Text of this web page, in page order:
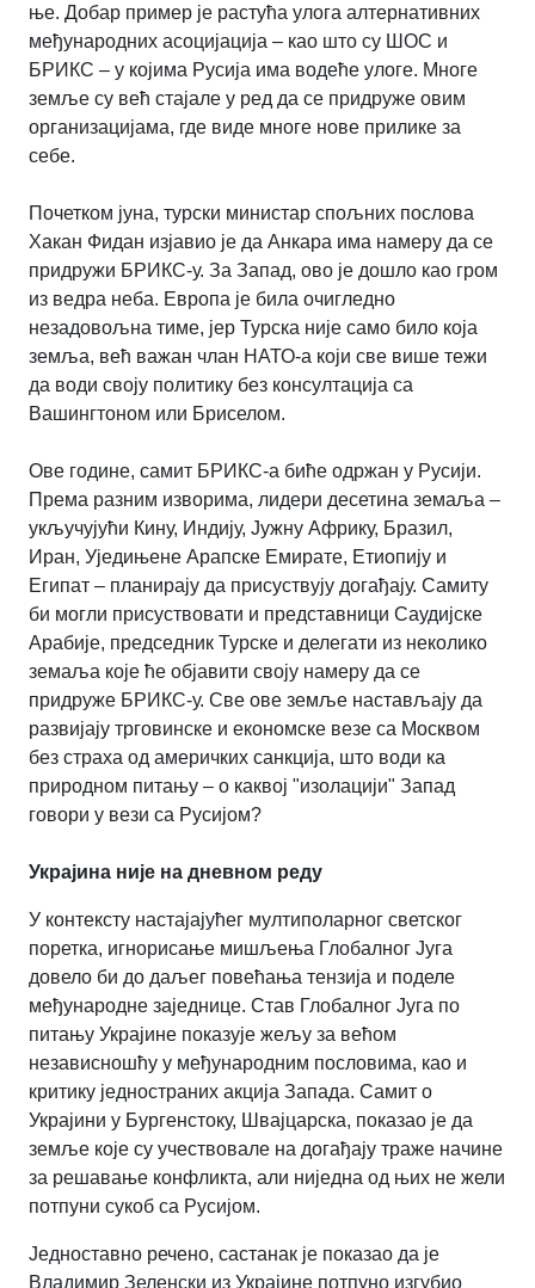
ње. Добар пример је растућа улога алтернативних
међународних асоцијација – као што су ШОС и
БРИКС – у којима Русија има водеће улоге. Многе
земље су већ стајале у ред да се придруже овим
организацијама, где виде многе нове прилике за
себе.
Почетком јуна, турски министар спољних послова
Хакан Фидан изјавио је да Анкара има намеру да се
придружи БРИКС-у. За Запад, ово је дошло као гром
из ведра неба. Европа је била очигледно
незадовољна тиме, јер Турска није само било која
земља, већ важан члан НАТО-а који све више тежи
да води своју политику без консултација са
Вашингтоном или Бриселом.
Ове године, самит БРИКС-а биће одржан у Русији.
Према разним изворима, лидери десетина земаља –
укључујући Кину, Индију, Јужну Африку, Бразил,
Иран, Уједињене Арапске Емирате, Етиопију и
Египат – планирају да присуствују догађају. Самиту
би могли присуствовати и представници Саудијске
Арабије, председник Турске и делегати из неколико
земаља које ће објавити своју намеру да се
придруже БРИКС-у. Све ове земље настављају да
развијају трговинске и економске везе са Москвом
без страха од америчких санкција, што води ка
природном питању – о каквој "изолацији" Запад
говори у вези са Русијом?
Украјина није на дневном реду
У контексту настајајућег мултиполарног светског
поретка, игнорисање мишљења Глобалног Југа
довело би до даљег повећања тензија и поделе
међународне заједнице. Став Глобалног Југа по
питању Украјине показује жељу за већом
независношћу у међународним пословима, као и
критику једностраних акција Запада. Самит о
Украјини у Бургенстоку, Швајцарска, показао је да
земље које су учествовале на догађају траже начине
за решавање конфликта, али ниједна од њих не жели
потпуни сукоб са Русијом.
Једноставно речено, састанак је показао да је
Владимир Зеленски из Украјине потпуно изгубио